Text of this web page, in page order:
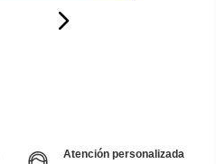
Atención personalizada